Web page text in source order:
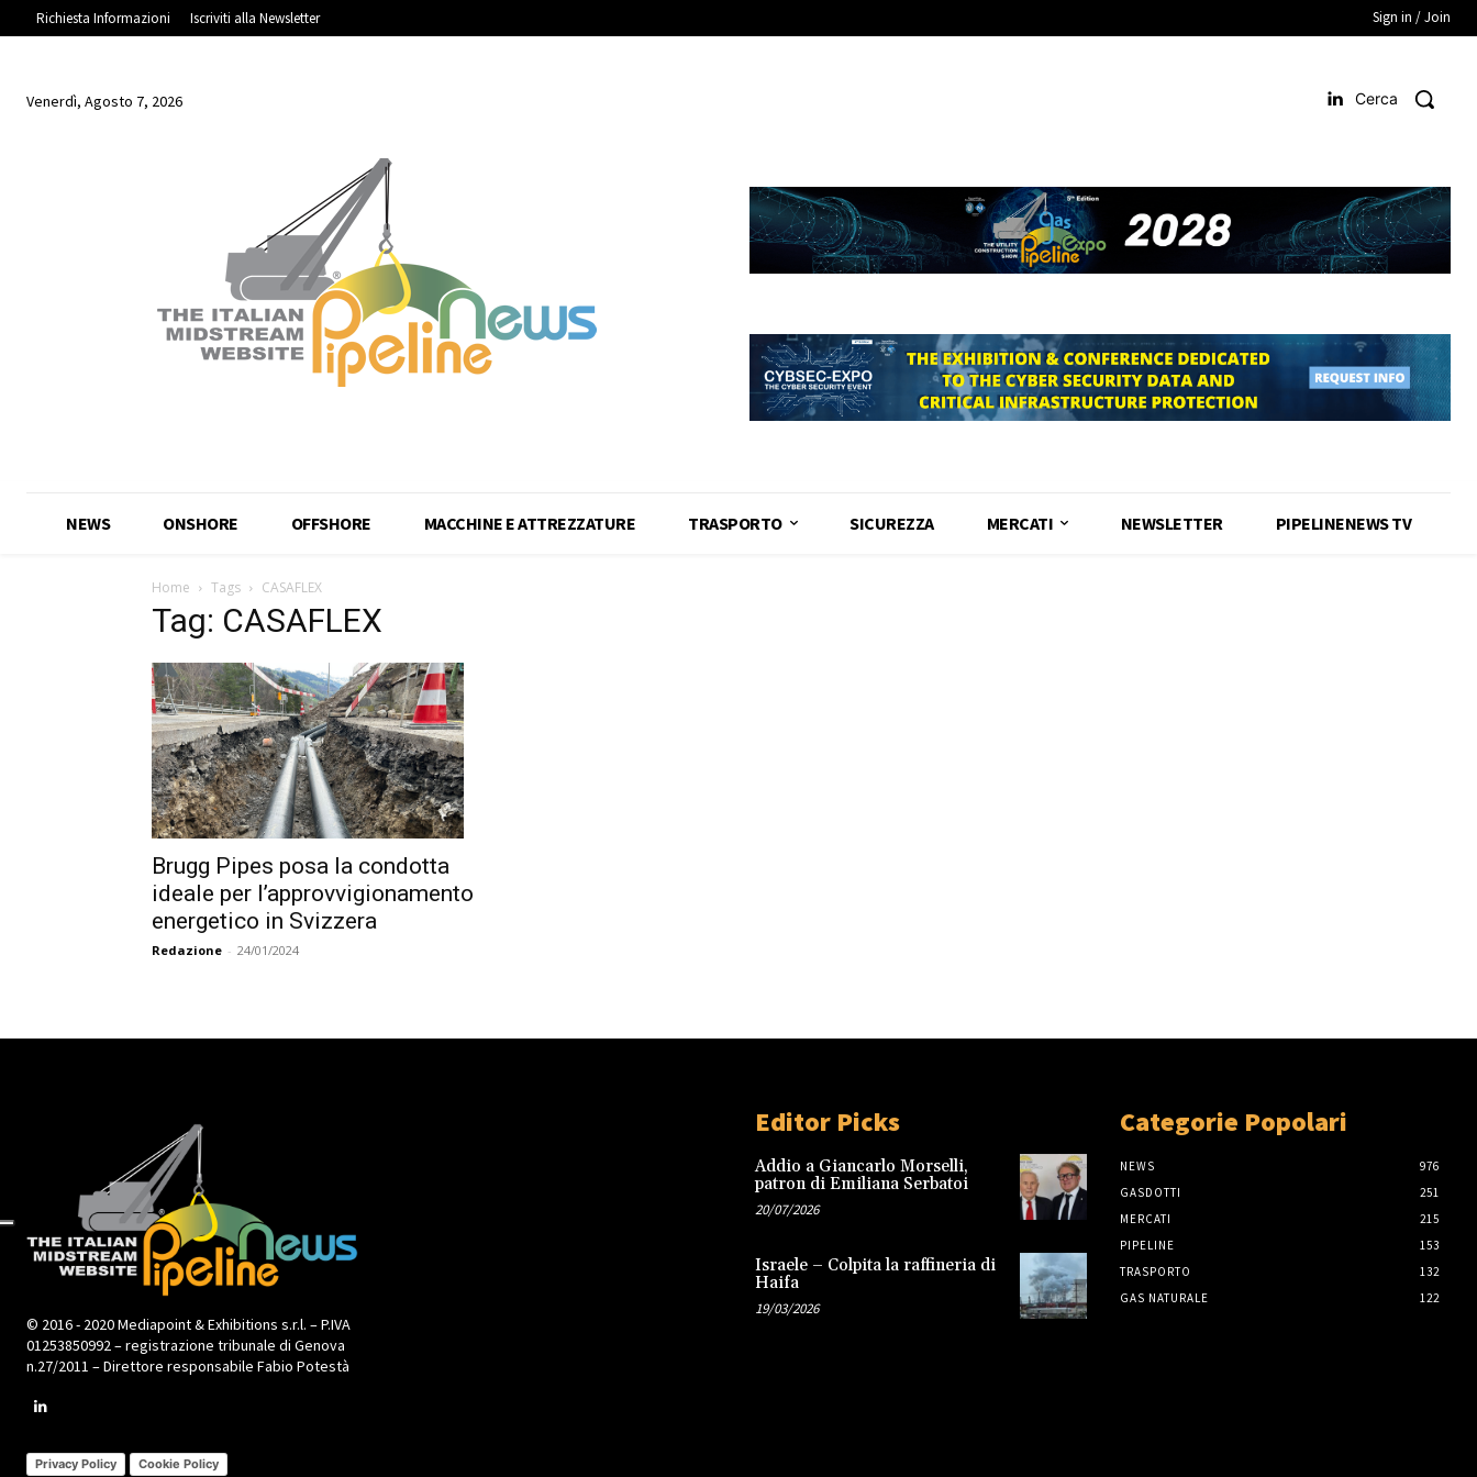
Richiesta Informazioni Iscriviti alla Newsletter Sign in / Join
Venerdì, Agosto 7, 2026 Cerca
NEWS ONSHORE OFFSHORE MACCHINE E ATTREZZATURE TRASPORTO SICUREZZA MERCATI NEWSLETTER PIPELINENEWS TV
Home Tags CASAFLEX
Tag: CASAFLEX
Brugg Pipes posa la condotta
ideale per l’approvvigionamento
energetico in Svizzera
Redazione - 24/01/2024
© 2016 - 2020 Mediapoint & Exhibitions s.r.l. – P.IVA
01253850992 – registrazione tribunale di Genova
n.27/2011 – Direttore responsabile Fabio Potestà
Privacy Policy Cookie Policy
Editor Picks
Addio a Giancarlo Morselli,
patron di Emiliana Serbatoi
20/07/2026
Israele – Colpita la raffineria di
Haifa
19/03/2026
Categorie Popolari
NEWS
976
GASDOTTI
251
MERCATI
215
PIPELINE
153
TRASPORTO
132
GAS NATURALE
122